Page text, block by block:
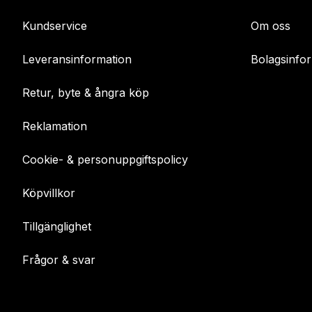
Kundservice
Leveransinformation
Retur, byte & ångra köp
Reklamation
Cookie- & personuppgiftspolicy
Köpvillkor
Tillgänglighet
Frågor & svar
Om oss